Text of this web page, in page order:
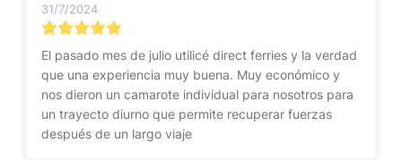
31/7/2024
El pasado mes de julio utilicé direct ferries y la verdad
que una experiencia muy buena. Muy económico y
nos dieron un camarote individual para nosotros para
un trayecto diurno que permite recuperar fuerzas
después de un largo viaje